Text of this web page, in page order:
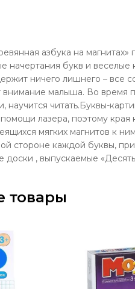
азбука на
начертания букв и
ничего лишнего – все
внимание малыша. Во время
научится читать.Буквы-
лазера, поэтому
мягких магнитов к
стороне каждой буквы,
доски , выпускаемые
товары